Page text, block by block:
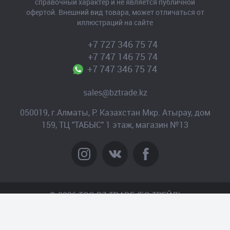
+7 727 346 75 74
+7 747 146 75 74
+7 747 346 75 74
sales@bztrade.kz
050019, г.Алматы, Р. Казахстан Мкр. Атырау, дом
159, ТЦ "ТАБЫС" 1 этаж, магазин №13
офертой. Внешний вид товара, может отличаться от
иллюстраций на сайте
© 2026 TOO BZ-TRADE (БЗ-ТРЕЙД)